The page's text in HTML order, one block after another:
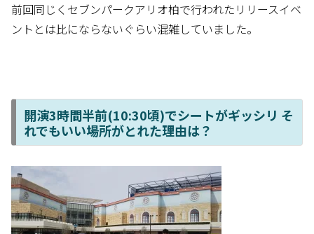
前回同じくセブンパークアリオ柏で行われたリリースイベ
ントとは比にならないぐらい混雑していました。
開演3時間半前(10:30頃)でシートがギッシリ そ
れでもいい場所がとれた理由は？